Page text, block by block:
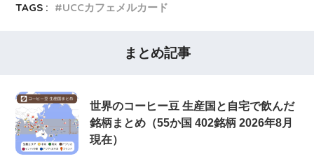
TAGS :
UCCカフェメルカード
まとめ記事
世界のコーヒー豆 生産国と自宅で飲んだ
銘柄まとめ（55か国 402銘柄 2026年8月
現在）